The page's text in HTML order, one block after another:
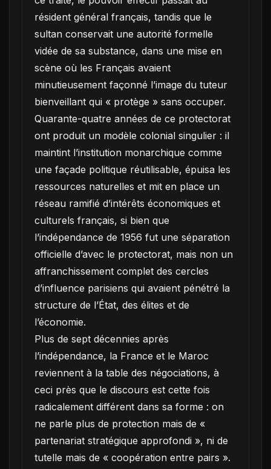
résident général français, tandis que le
sultan conservait une autorité formelle
vidée de sa substance, dans une mise en
scène où les Français avaient
minutieusement façonné l’image du tuteur
bienveillant qui « protège » sans occuper.
Quarante-quatre années de ce protectorat
ont produit un modèle colonial singulier : il
maintint l’institution monarchique comme
une façade politique réutilisable, épuisa les
ressources naturelles et mit en place un
réseau ramifié d’intérêts économiques et
culturels français, si bien que
l’indépendance de 1956 fut une séparation
officielle d’avec le protectorat, mais non un
affranchissement complet des cercles
d’influence parisiens qui avaient pénétré la
structure de l’État, des élites et de
l’économie.
Plus de sept décennies après
l’indépendance, la France et le Maroc
reviennent à la table des négociations, à
ceci près que le discours est cette fois
radicalement différent dans sa forme : on
ne parle plus de protection mais de «
partenariat stratégique approfondi », ni de
tutelle mais de « coopération entre pairs ».